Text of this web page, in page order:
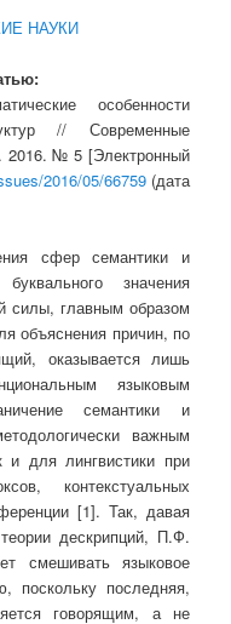
НАУКИ
особенности
// Современные
2016. № 5 [Электронный
2016/05/66759(дата
сфер семантики и
значения
силы, главным образом
объяснения причин, по
оказывается лишь
языковым
семантики и
важным
для лингвистики при
контекстуальных
[1]. Так, давая
дескрипций, П.Ф.
смешивать языковое
поскольку последняя,
говорящим, а не